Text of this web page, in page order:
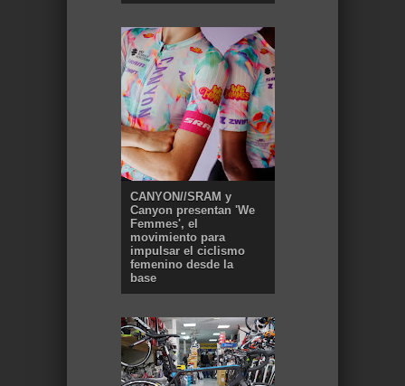
CANYON//SRAM y
Canyon presentan 'We
Femmes', el
movimiento para
impulsar el ciclismo
femenino desde la
base